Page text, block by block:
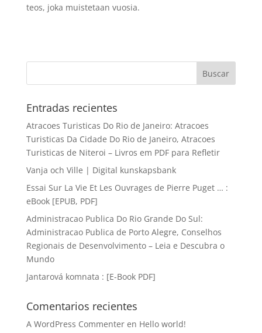
teos, joka muistetaan vuosia.
Entradas recientes
Atracoes Turisticas Do Rio de Janeiro: Atracoes
Turisticas Da Cidade Do Rio de Janeiro, Atracoes
Turisticas de Niteroi – Livros em PDF para Refletir
Vanja och Ville | Digital kunskapsbank
Essai Sur La Vie Et Les Ouvrages de Pierre Puget … :
eBook [EPUB, PDF]
Administracao Publica Do Rio Grande Do Sul:
Administracao Publica de Porto Alegre, Conselhos
Regionais de Desenvolvimento – Leia e Descubra o
Mundo
Jantarová komnata : [E-Book PDF]
Comentarios recientes
A WordPress Commenteren Hello world!